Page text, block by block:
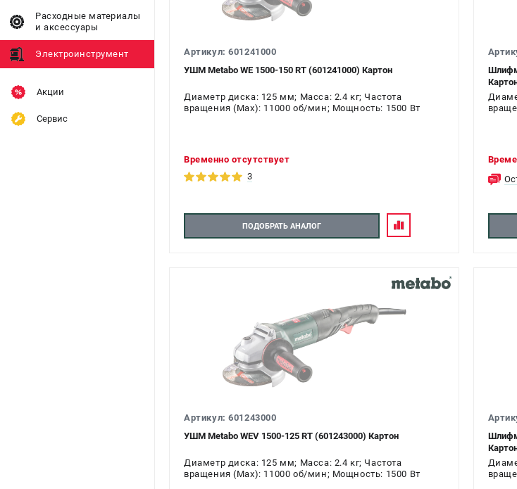
Расходные материалы
и аксессуары
Электроинструмент
Акции
Сервис
Артикул: 601241000
УШМ Metabo WE 1500-150 RT (601241000) Картон
Диаметр диска: 125 мм; Масса: 2.4 кг; Частота
вращения (Max): 11000 об/мин; Мощность: 1500 Вт
Временно отсутствует
3
ПОДОБРАТЬ АНАЛОГ
Артикул: 601243000
УШМ Metabo WEV 1500-125 RT (601243000) Картон
Диаметр диска: 125 мм; Масса: 2.4 кг; Частота
вращения (Max): 11000 об/мин; Мощность: 1500 Вт